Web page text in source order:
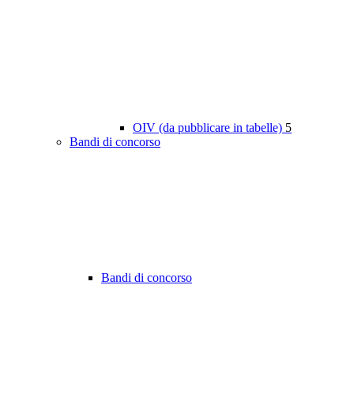
OIV (da pubblicare in tabelle) 5
Bandi di concorso
Bandi di concorso